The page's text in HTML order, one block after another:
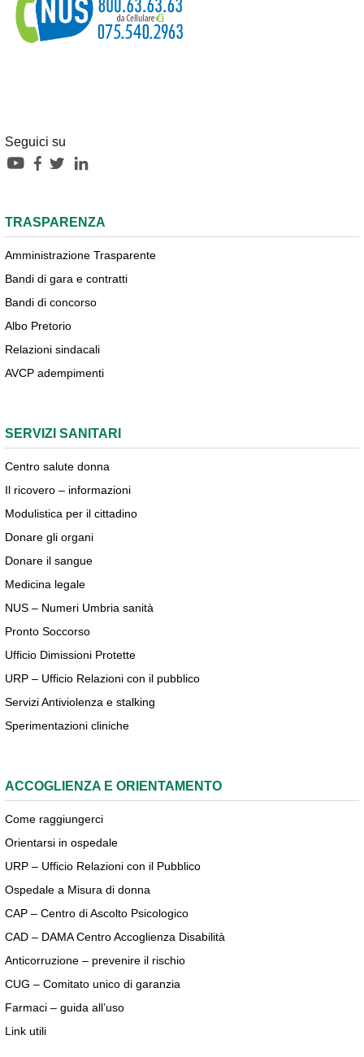
Seguici su
TRASPARENZA
Amministrazione Trasparente
Bandi di gara e contratti
Bandi di concorso
Albo Pretorio
Relazioni sindacali
AVCP adempimenti
SERVIZI SANITARI
Centro salute donna
Il ricovero – informazioni
Modulistica per il cittadino
Donare gli organi
Donare il sangue
Medicina legale
NUS – Numeri Umbria sanità
Pronto Soccorso
Ufficio Dimissioni Protette
URP – Ufficio Relazioni con il pubblico
Servizi Antiviolenza e stalking
Sperimentazioni cliniche
ACCOGLIENZA E ORIENTAMENTO
Come raggiungerci
Orientarsi in ospedale
URP – Ufficio Relazioni con il Pubblico
Ospedale a Misura di donna
CAP – Centro di Ascolto Psicologico
CAD – DAMA Centro Accoglienza Disabilità
Anticorruzione – prevenire il rischio
CUG – Comitato unico di garanzia
Farmaci – guida all’uso
Link utili